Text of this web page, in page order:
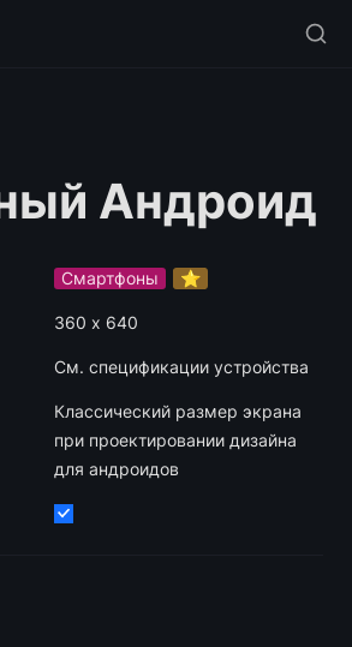
Андроид
Смартфоны ⭐️
360 х 640
См. спецификации устройства
Классический размер экрана
при проектировании дизайна
для андроидов